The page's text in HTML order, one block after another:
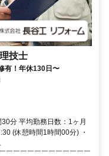
技士
有！年休130日〜
分 平均勤務日数：1ヶ月
(休憩時間1時間00分) ・
￣￣￣￣￣￣￣￣￣￣￣￣